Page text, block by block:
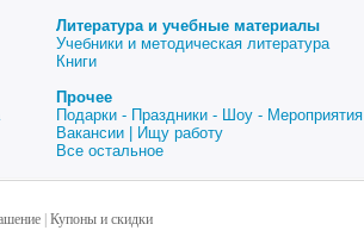
Литература и учебные материалы
Учебники и методическая литература
Книги
Прочее
Подарки - Праздники - Шоу - Мероприятия
Вакансии | Ищу работу
Все остальное
| Купоны и скидки